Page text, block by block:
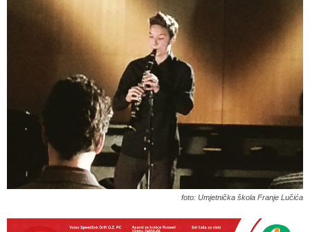
foto: Umjetnička škola Franje Lučića